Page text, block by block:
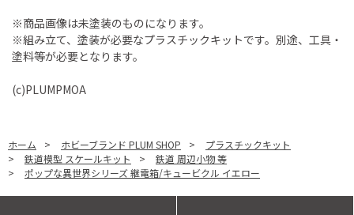
※商品画像は未塗装のものになります。
※組み立て、塗装が必要なプラスチックキットです。別途、工具・
塗料等が必要となります。
(c)PLUMPMOA
ホーム > ホビーブランド PLUM SHOP >
プラスチックキット
>
鉄道模型 スケールキット >
鉄道 周辺小物 等
>
ポップな異世界シリーズ 継電箱/キュービクル イエロー